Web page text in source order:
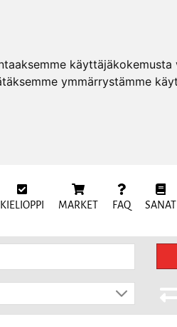
ymmärrystämme
KIELIOPPI MARKET FAQ SANAT